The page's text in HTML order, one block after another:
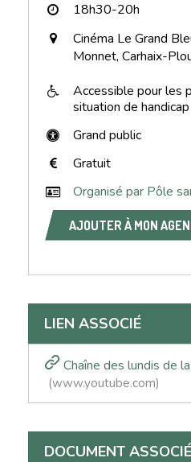
18h30-20h
Cinéma Le Grand
Monnet, Carhaix-
Accessible pour les
situation de handicap
Grand public
Gratuit
Organisé par Pôle
AJOUTER À MON
LIEN ASSOCIÉ
Chaîne des lundis de
www.youtube.com
DOCUMENT ASSOCIÉ